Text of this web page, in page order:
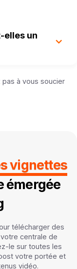
elles un
pas à vous soucier
vignettes
émergée
télécharger des
centrale de
le sur toutes les
votre portée et
vidéo.